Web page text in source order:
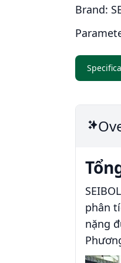
Brand:
phân
nặng